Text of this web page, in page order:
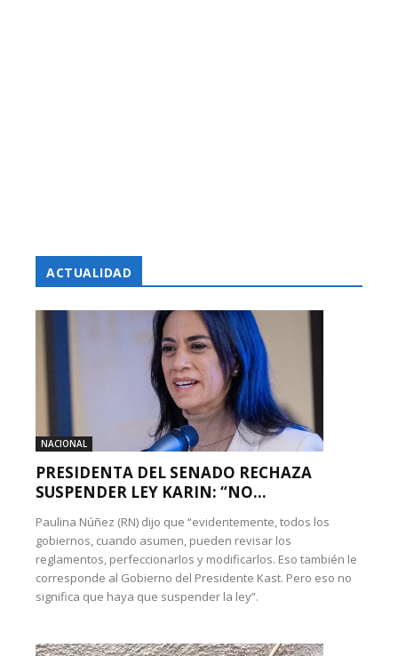
ACTUALIDAD
NACIONAL
PRESIDENTA DEL SENADO RECHAZA
SUSPENDER LEY KARIN: “NO...
Paulina Núñez (RN) dijo que “evidentemente, todos los
gobiernos, cuando asumen, pueden revisar los
reglamentos, perfeccionarlos y modificarlos. Eso también le
corresponde al Gobierno del Presidente Kast. Pero eso no
significa que haya que suspender la ley”.